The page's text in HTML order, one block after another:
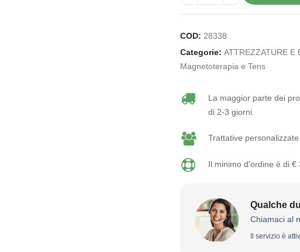
COD: 28338
Categorie: ATTREZZATURE E
Magnetoterapia e Tens
La maggior parte dei
di 2-3 giorni.
Trattative
Il minimo d'ordine è di €
Qualche
Chiamaci al
Il servizio è